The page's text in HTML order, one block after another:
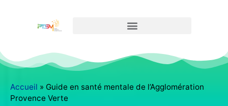
Accueil » Guide en santé mentale de l’Agglomération
Provence Verte